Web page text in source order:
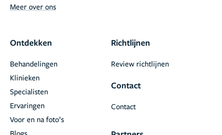
Meer over ons
Ontdekken
Behandelingen
Klinieken
Specialisten
Ervaringen
Voor en na foto’s
Richtlijnen
Review richtlijnen
Contact
Contact